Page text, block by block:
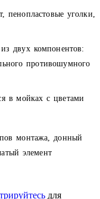
пенопластовые уголки,
двух компонентов:
противошумного
в мойках с цветами
монтажа, донный
элемент
для